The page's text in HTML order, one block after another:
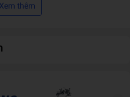
mới bắt đầu phá bỏ sự ngần ngại
Anh liên tục trong thời lượng 30 giây.
Xem thêm